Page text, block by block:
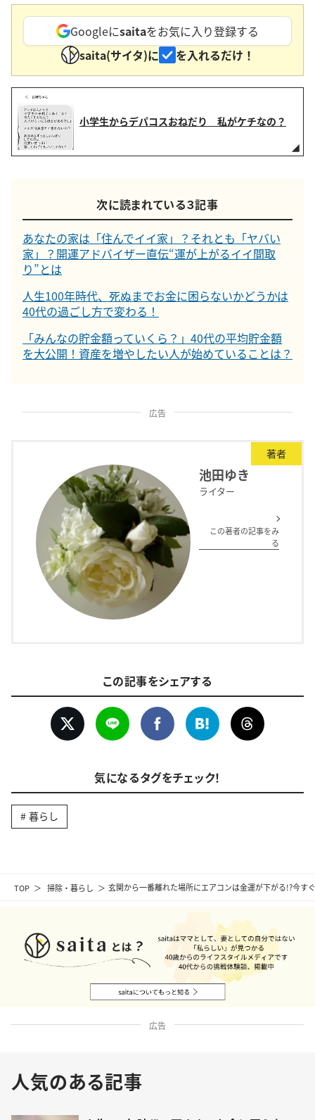
TOP 掃除・暮らし 玄関から一番離れた場所にエアコンは金運が下がる!?今す
Googleにsaitaをお気に入り登録する
saita(サイタ)に
を入れるだけ！
小学生からデパコスおねだり 私がケチなの？
次に読まれている３記事
あなたの家は「住んでイイ家」？それとも「ヤバい
家」？開運アドバイザー直伝“運が上がるイイ間取
り”とは
人生100年時代、死ぬまでお金に困らないかどうかは
40代の過ごし方で変わる！
「みんなの貯金額っていくら？」40代の平均貯金額
を大公開！資産を増やしたい人が始めていることは？
広告
著者
池田ゆき
ライター
この著者の記事をみ
る
この記事をシェアする
気になるタグをチェック！
暮らし
広告
人気のある記事